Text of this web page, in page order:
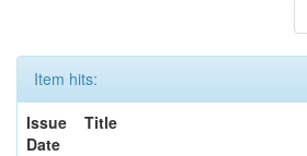
Item hits:
Issue
Date
Title